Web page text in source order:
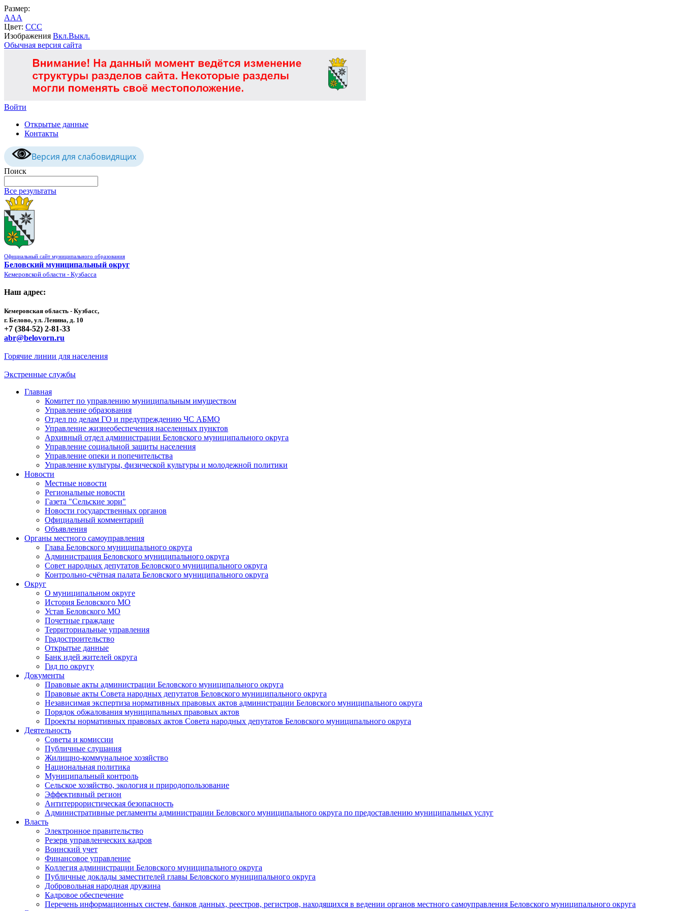
Размер:
AAA
Цвет: CCC
Изображения Вкл.Выкл.
Обычная версия сайта
Войти
Открытые данные
Контакты
Версия для слабовидящих
Поиск
Все результаты
Официальный сайт муниципального образования
Беловский муниципальный округ
Кемеровской области - Кузбасса
Наш адрес:
Кемеровская область - Кузбасс,
г. Белово, ул. Ленина, д. 10
+7 (384-52) 2-81-33
abr@belovorn.ru
Горячие линии для населения
Экстренные службы
Главная
Комитет по управлению муниципальным имуществом
Управление образования
Отдел по делам ГО и предупреждению ЧС АБМО
Управление жизнеобеспечения населенных пунктов
Архивный отдел администрации Беловского муниципального округа
Управление социальной защиты населения
Управление опеки и попечительства
Управление культуры, физической культуры и молодежной политики
Новости
Местные новости
Региональные новости
Газета "Сельские зори"
Новости государственных органов
Официальный комментарий
Объявления
Органы местного самоуправления
Глава Беловского муниципального округа
Администрация Беловского муниципального округа
Совет народных депутатов Беловского муниципального округа
Контрольно-счётная палата Беловского муниципального округа
Округ
О муниципальном округе
История Беловского МО
Устав Беловского МО
Почетные граждане
Территориальные управления
Градостроительство
Открытые данные
Банк идей жителей округа
Гид по округу
Документы
Правовые акты администрации Беловского муниципального округа
Правовые акты Совета народных депутатов Беловского муниципального округа
Независимая экспертиза нормативных правовых актов администрации Беловского муниципального округа
Порядок обжалования муниципальных правовых актов
Проекты нормативных правовых актов Совета народных депутатов Беловского муниципального округа
Деятельность
Советы и комиссии
Публичные слушания
Жилищно-коммунальное хозяйство
Национальная политика
Муниципальный контроль
Сельское хозяйство, экология и природопользование
Эффективный регион
Антитеррористическая безопасность
Административные регламенты администрации Беловского муниципального округа по предоставлению муниципальных услуг
Власть
Электронное правительство
Резерв управленческих кадров
Воинский учет
Финансовое управление
Коллегия администрации Беловского муниципального округа
Публичные доклады заместителей главы Беловского муниципального округа
Добровольная народная дружина
Кадровое обеспечение
Перечень информационных систем, банков данных, реестров, регистров, находящихся в ведении органов местного самоуправления Беловского муниципального округа